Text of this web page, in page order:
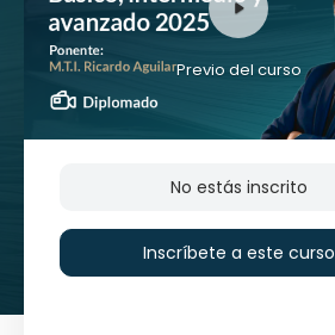
Previo del curso
No estás inscrito
Inscríbete a este curso